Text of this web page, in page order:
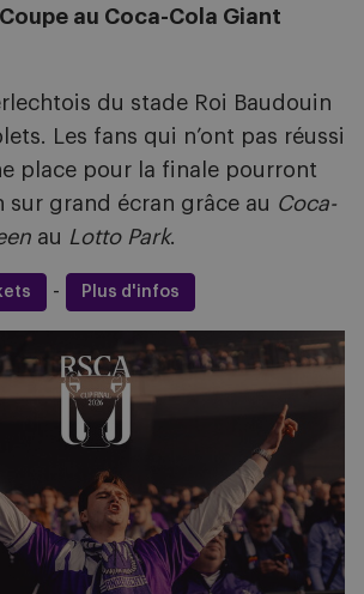
au Coca-Cola Giant
du stade Roi Baudouin
Les fans qui n’ont pas réussi
place pour la finale pourront
sur grand écran grâce au Coca-
au Lotto Park.
- Plus d'infos